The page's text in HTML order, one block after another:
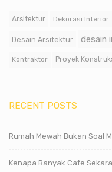
Arsitektur Dekorasi Interior
Desain Arsitektur desain
Kontraktor Proyek
RECENT POSTS
Rumah Mewah Bukan Soal
Kenapa Banyak Cafe